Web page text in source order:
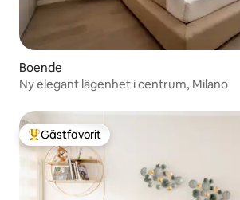
Boende
Ny elegant lägenhet i centrum, Milano
Populär gästfavorit
Gästfavorit